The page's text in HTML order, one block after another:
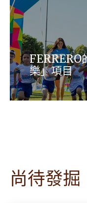
FERRERO
樂」項目
了解Ferrero集團
尚待發掘